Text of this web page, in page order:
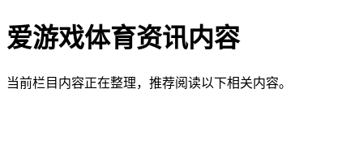
爱游戏体育资讯内容
当前栏目内容正在整理，推荐阅读以下相关内容。